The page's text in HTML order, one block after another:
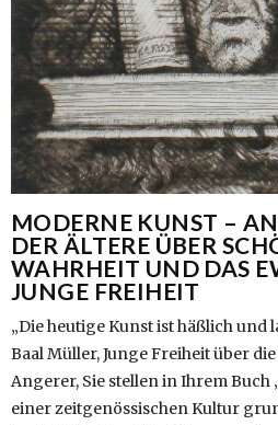
MODERNE KUNST –
DER ÄLTERE ÜBER
WAHRHEIT UND DAS
JUNGE FREIHEIT
„Die heutige Kunst ist häßlich
Baal Müller, Junge Freiheit über
Angerer, Sie stellen in Ihrem Buch
einer zeitgenössischen Kultur